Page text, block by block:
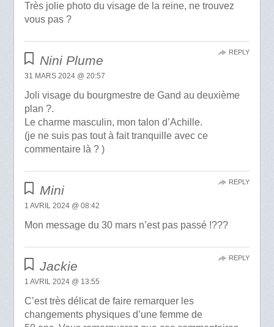
Très jolie photo du visage de la reine, ne trouvez
vous pas ?
Nini Plume
31 MARS 2024 @ 20:57
Joli visage du bourgmestre de Gand au deuxième
plan ?.
Le charme masculin, mon talon d’Achille.
(je ne suis pas tout à fait tranquille avec ce
commentaire là ? )
REPLY
Mini
1 AVRIL 2024 @ 08:42
Mon message du 30 mars n’est pas passé !???
REPLY
Jackie
1 AVRIL 2024 @ 13:55
C’est très délicat de faire remarquer les
changements physiques d’une femme de
REPLY